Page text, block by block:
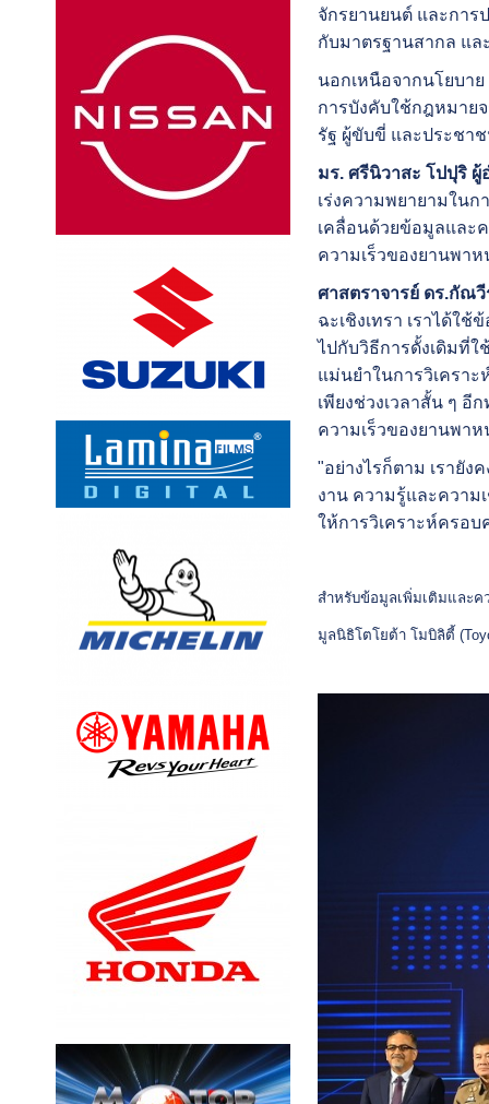
จักรยานยนต์ และกา
กับมาตรฐานสากล แ
นอกเหนือจากนโยบา
การบังคับใช้กฎหมาย
รัฐ ผู้ขับขี่ และประชา
มร. ศรีนิวาสะ โปปุริ
เร่งความพยายามใน
เคลื่อนด้วยข้อมูลและ
ความเร็วของยานพา
ศาสตราจารย์ ดร.กัณ
ฉะเชิงเทรา เราได้ใ
ไปกับวิธีการดั้งเดิมที่ใ
แม่นยำในการวิเครา
เพียงช่วงเวลาสั้น ๆ
ความเร็วของยานพา
"อย่างไรก็ตาม เรายั
งาน ความรู้และความ
ให้การวิเคราะห์ครอ
สำหรับข้อมูลเพิ่มเติมและค
มูลนิธิโตโยต้า โมบิลิตี้